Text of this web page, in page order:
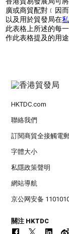
廣或商貿配對﹝因
以及用於貿發局在
此表格上所述的每
作此表格提及的用途
HKTDC.com
聯絡我們
訂閱商貿全接觸電
字體大小
私隱政策聲明
網站導航
京公网安备
關注 HKTDC